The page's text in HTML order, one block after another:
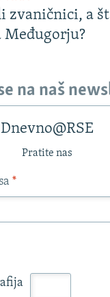
zvaničnici, a
Međugorju?
na naš
Dnevno@RSE
Pratite nas
*